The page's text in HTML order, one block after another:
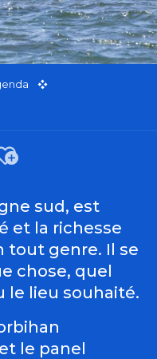
aux
sud, est
et la richesse
tout genre. Il se
chose, quel
le lieu souhaité.
le panel